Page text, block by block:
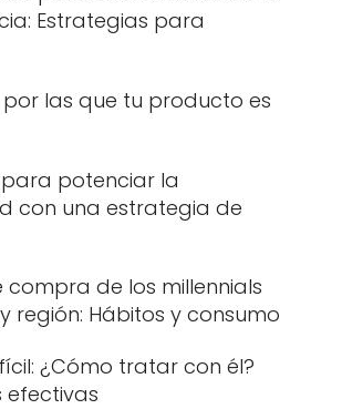
Estrategias para
por las que tu producto es
potenciar la
con una estrategia de
compra de los millennials
región: Hábitos y consumo
¿Cómo tratar con él?
efectivas